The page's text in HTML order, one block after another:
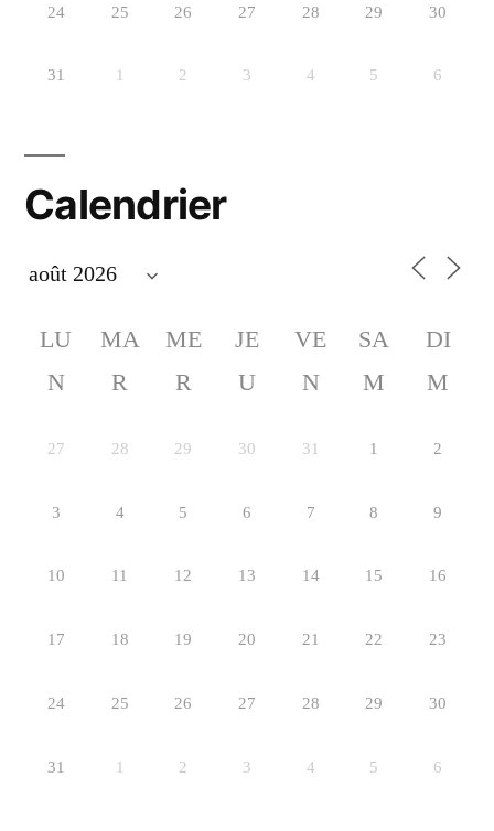
24 25 26 27 28 29 30
31 1 2 3 4 5 6
Calendrier
LU
N
MA
R
ME
R
JE
U
VE
N
SA
M
DI
M
27 28 29 30 31 1 2
3 4 5 6 7 8 9
10 11 12 13 14 15 16
17 18 19 20 21 22 23
24 25 26 27 28 29 30
31 1 2 3 4 5 6